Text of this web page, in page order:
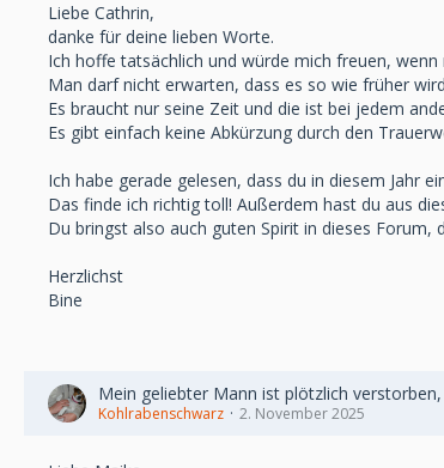
Liebe Cathrin,
danke für deine lieben Worte.
Ich hoffe tatsächlich und würde mich freuen,
Man darf nicht erwarten, dass es so wie früher
Es braucht nur seine Zeit und die ist bei jedem
Es gibt einfach keine Abkürzung durch den
Ich habe gerade gelesen, dass du in diesem Jahr
Das finde ich richtig toll! Außerdem hast du aus
Du bringst also auch guten Spirit in dieses Forum,
Herzlichst
Bine
Mein geliebter Mann ist plötzlich
Kohlrabenschwarz 2. November 2025